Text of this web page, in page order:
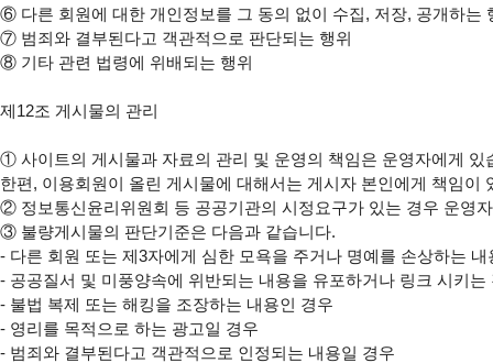
⑥
⑦
⑧ 기타 관련 법령에 위배되는 행위
제12조 게시물의 관리
① 사이트의 게시물과 자료의 관리 및 운영의 책임은 운영자에게
②
③ 불량게시물의 판단기준은 다음과 같습니다.
- 다른 회원 또는 제3자에게 심한 모욕을 주거나 명예를 손상하는 내
- 공공질서 및 미풍양속에 위반되는 내용을 유포하거나 링크 시키는
- 불법 복제 또는 해킹을 조장하는 내용인 경우
- 영리를 목적으로 하는 광고일 경우
- 범죄와 결부된다고 객관적으로 인정되는 내용일 경우